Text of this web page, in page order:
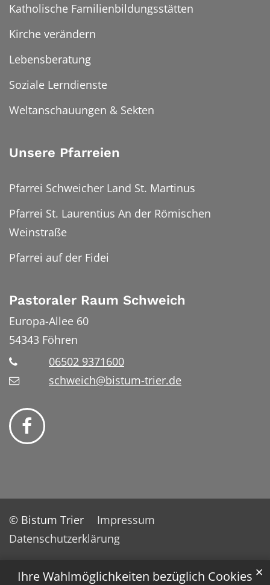
Ihre Wahlmöglichkeiten bezüglich Cookies ✕
Katholische Familienbildungsstätten
Kirche verändern
Lebensberatung
Soziale Lerndienste
Weltanschauungen & Sekten
Unsere Pfarreien
Pfarrei Schweicher Land St. Martinus
Pfarrei St. Laurentius An der Römischen
Weinstraße
Pfarrei auf der Fidei
Pastoraler Raum Schweich
Europa-Allee 60
54343 Föhren
06502 9371600
schweich@bistum-trier.de
© Bistum Trier
Impressum
Datenschutzerklärung